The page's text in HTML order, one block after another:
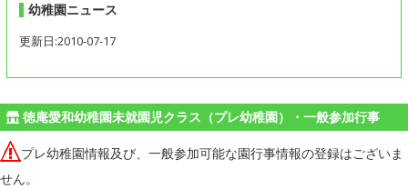
幼稚園ニュース
更新日:2010-07-17
徳庵愛和幼稚園未就園児クラス（プレ幼稚園）・一般参加行事
プレ幼稚園情報及び、一般参加可能な園行事情報の登録はございま
せん。